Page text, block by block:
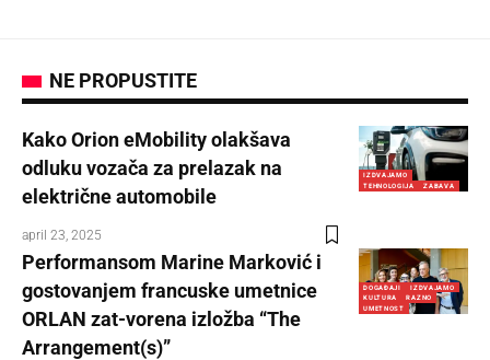
NE PROPUSTITE
IZDVAJAMO
TEHNOLOGIJA
ZABAVA
Kako Orion eMobility olakšava
odluku vozača za prelazak na
električne automobile
april 23, 2025
DOGAĐAJI
IZDVAJAMO
KULTURA
RAZNO
UMETNOST
Performansom Marine Marković i
gostovanjem francuske umetnice
ORLAN zat-vorena izložba “The
Arrangement(s)”